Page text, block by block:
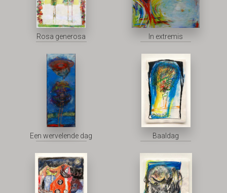
Rosa generosa In extremis
Een wervelende dag Baaldag